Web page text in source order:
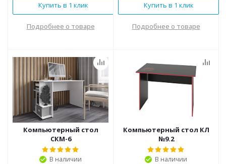
Купить в 1 клик
Подробнее о товаре
Купить в 1 клик
Подробнее о товаре
Компьютерный стол
СКМ-6
В наличии
Компьютерный стол КЛ
№9.2
В наличии